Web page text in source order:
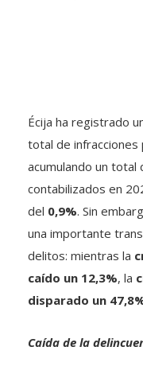
Écija ha registrado
total de infracciones
acumulando un total
contabilizados en
del 0,9%. Sin
una importante
delitos: mientras la
caído un 12,3%, la
disparado un
Caída de la